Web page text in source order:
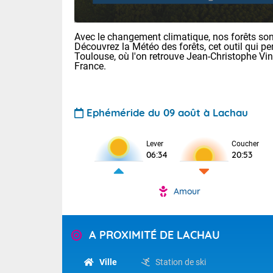
sensible,
Avec le changement climatique, nos forêts
Découvrez la Météo des forêts, cet outil qui
Toulouse, où l'on retrouve Jean-Christophe
France.
Ephéméride du 09 août à Lachau
Lever
06:34
Coucher
20:53
Amour
A PROXIMITÉ DE LACHAU
Ville Station de ski
Voici les
Clermont-
Limoges :
Lille : 16/34
(47),
Garonne